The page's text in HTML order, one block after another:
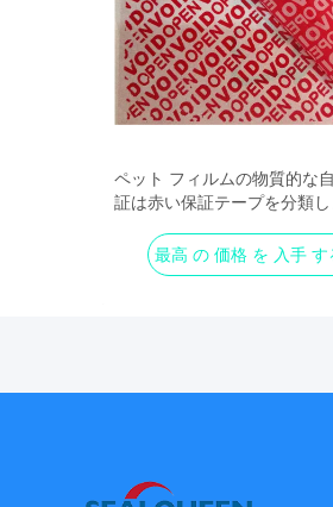
ペット フィルムの物質的な
証は赤い保証テープを分類
最高 の 価格 を 入手 す